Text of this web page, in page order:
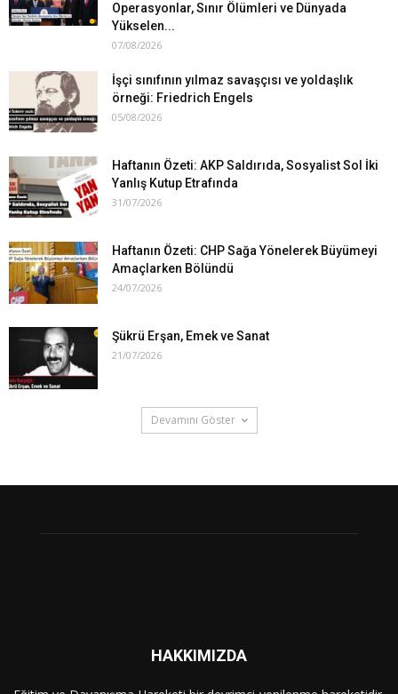
Operasyonlar, Sınır Ölümleri ve Dünyada
Yükselen...
07/08/2026
İşçi sınıfının yılmaz savaşçısı ve yoldaşlık
örneği: Friedrich Engels
05/08/2026
Haftanın Özeti: AKP Saldırıda, Sosyalist Sol İki
Yanlış Kutup Etrafında
31/07/2026
Haftanın Özeti: CHP Sağa Yönelerek Büyümeyi
Amaçlarken Bölündü
24/07/2026
Şükrü Erşan, Emek ve Sanat
21/07/2026
Devamını Göster
HAKKIMIZDA